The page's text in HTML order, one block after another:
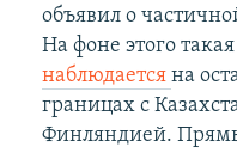
объявил о
На фоне этого
наблюдается на
границах с
Финляндией.